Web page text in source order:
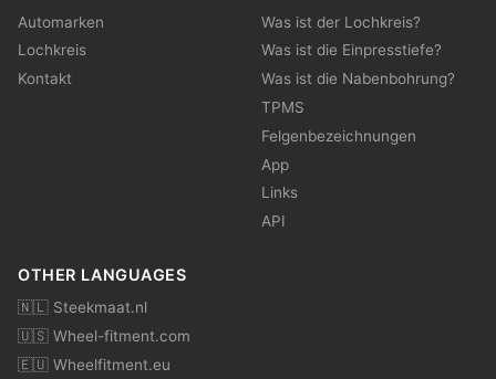
Automarken
Lochkreis
Kontakt
Was ist der Lochkreis?
Was ist die Einpresstiefe?
Was ist die Nabenbohrung?
TPMS
Felgenbezeichnungen
App
Links
API
OTHER LANGUAGES
🇳🇱 Steekmaat.nl
🇺🇸 Wheel-fitment.com
🇪🇺 Wheelfitment.eu